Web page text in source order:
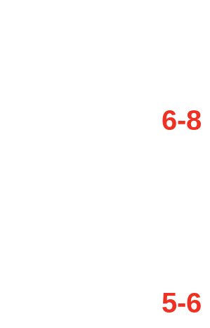
6-8
5-6